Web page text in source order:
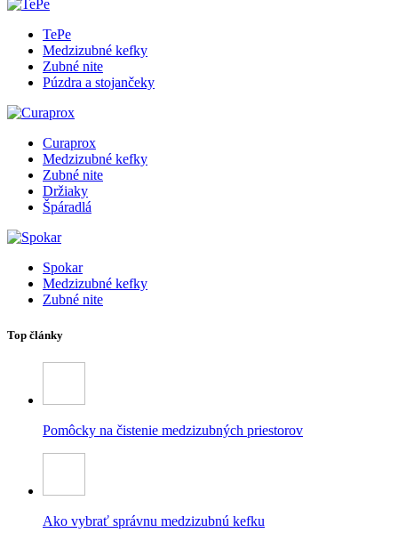
TePe
Medzizubné kefky
Zubné nite
Púzdra a stojančeky
Curaprox
Medzizubné kefky
Zubné nite
Držiaky
Špáradlá
Spokar
Medzizubné kefky
Zubné nite
Top články
Pomôcky na čistenie medzizubných priestorov
Ako vybrať správnu medzizubnú kefku